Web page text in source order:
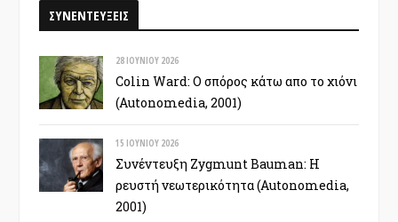
ΣΥΝΕΝΤΕΥΞΕΙΣ
28 ΙΟΥΝΊΟΥ 2026
Colin Ward: Ο σπόρος κάτω απο το χιόνι
(Autonomedia, 2001)
15 ΙΟΥΝΊΟΥ 2026
Συνέντευξη Zygmunt Bauman: Η
ρευστή νεωτερικότητα (Autonomedia,
2001)